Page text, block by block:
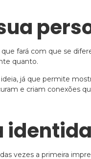
fará com que se
quanto.
já que permite
e criam conexões
vezes a primeira